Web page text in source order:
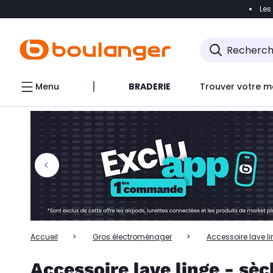
Accéder
Accéder directement au chatbot
Menu BRADERIE Trouver votre
Accueil Gros électroménager Accessoire lave